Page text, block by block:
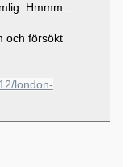
Hmmm....
och försökt
london-